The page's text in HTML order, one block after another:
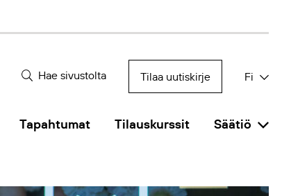
Hae sivustolta Tilaa uutiskirje Fi
Tapahtumat Tilauskurssit Säätiö